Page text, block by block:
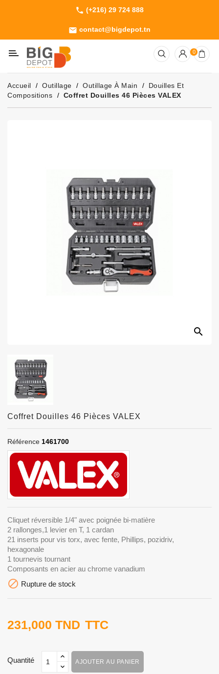
phone (+216) 29 724 888
email contact@bigdepot.tn
Machines
Outillage
Jardinage
Consommables
0
Accueil Outillage Outillage À Main
Douilles Et
Compositions
Coffret Douilles 46 Pièces VALEX
search
Coffret Douilles 46 Pièces VALEX
Référence 1461700
Cliquet réversible 1/4" avec poignée bi-matière
2 rallonges,1 levier en T, 1 cardan
21 inserts pour vis torx, avec fente, Phillips, pozidriv,
hexagonale
1 tournevis tournant
Composants en acier au chrome vanadium
 Rupture de stock
231,000 TND TTC
Quantité AJOUTER AU PANIER